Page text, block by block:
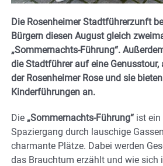
Die Rosenheimer Stadtführerzunft
Bürgern diesen August gleich
„Sommernachts-Führung“.
die Stadtführer auf eine Genusstour,
der Rosenheimer Rose und sie
Kinderführungen an.
Die „Sommernachts-Führung“ ist ein
Spaziergang durch lauschige
charmante Plätze. Dabei werden
das Brauchtum erzählt und wie sich